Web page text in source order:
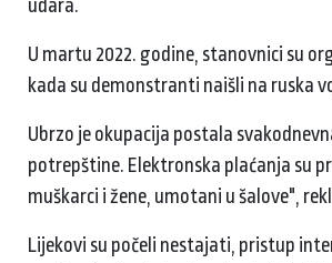
udara.
U martu 2022. godine, stanovnici su
kada su demonstranti naišli na ruska
Ubrzo je okupacija postala
potrepštine. Elektronska plaćanja su
muškarci i žene, umotani u šalove",
Lijekovi su počeli nestajati, pristup